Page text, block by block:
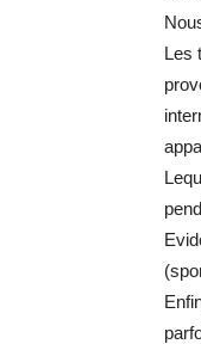
Les